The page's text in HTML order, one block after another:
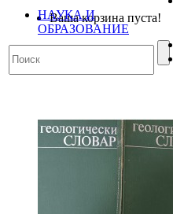
Ваша корзина пуста!
НАУКА И
ОБРАЗОВАНИЕ